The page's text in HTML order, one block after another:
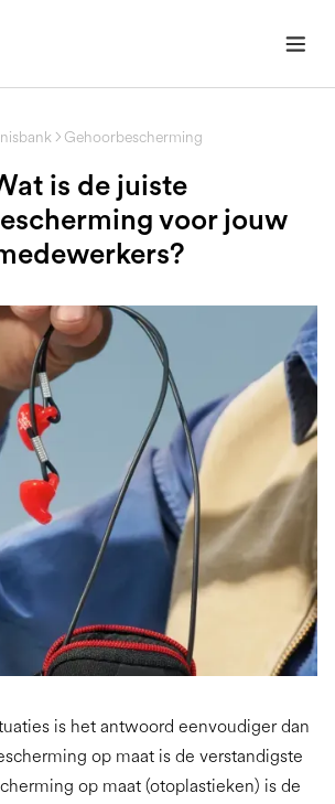
Gehoorbescherming
is de juiste
voor jouw
is het antwoord eenvoudiger dan
op maat is de verstandigste
op maat (otoplastieken) is de